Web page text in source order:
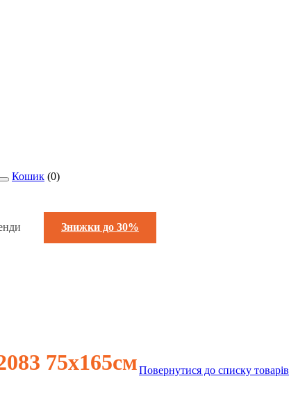
Кошик (0)
Знижки до 30%
75х165смПовернутися до списку товарів